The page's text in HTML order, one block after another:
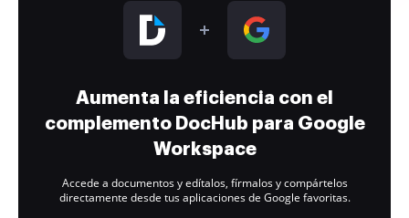
Aumenta la eficiencia con el
complemento DocHub para Google
Workspace
Accede a documentos y edítalos, fírmalos y compártelos
directamente desde tus aplicaciones de Google favoritas.